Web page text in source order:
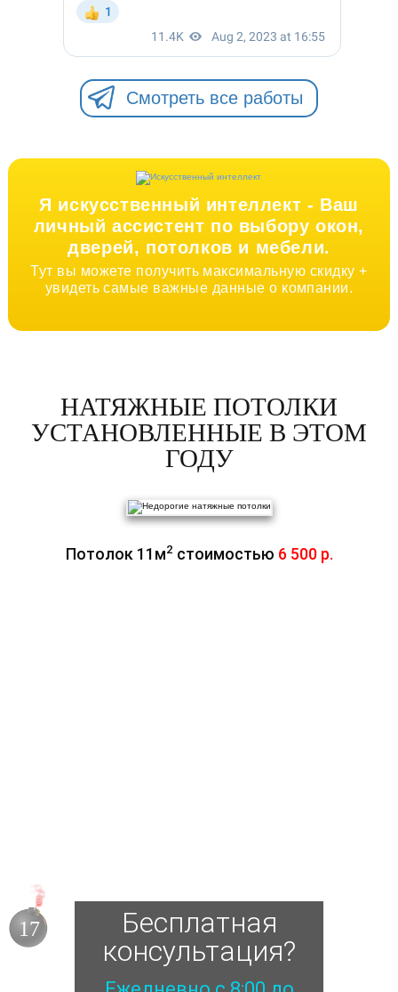
Смотреть все работы
Я искусственный интеллект - Ваш
личный ассистент по выбору окон,
дверей, потолков и мебели.
Тут вы можете получить максимальную скидку +
увидеть самые важные данные о компании.
НАТЯЖНЫЕ ПОТОЛКИ
УСТАНОВЛЕННЫЕ В ЭТОМ
ГОДУ
Потолок 11м2 стоимостью 6 500 р.
Бесплатная
консультация?
15